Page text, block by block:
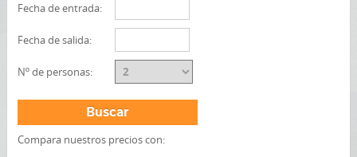
Fecha de entrada:
Fecha de salida:
Nº de personas:
Buscar
Compara nuestros precios con: